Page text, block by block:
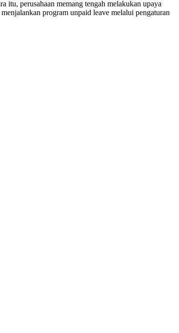
itu, perusahaan memang tengah melakukan upaya
program unpaid leave melalui pengaturan